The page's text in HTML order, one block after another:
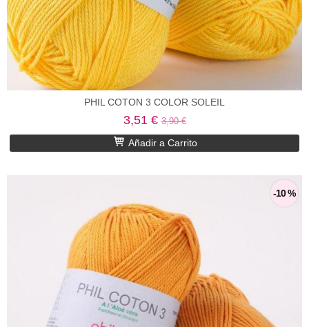
PHIL COTON 3 COLOR SOLEIL
3,51 €3,90 €
Añadir a Carrito
-10 %